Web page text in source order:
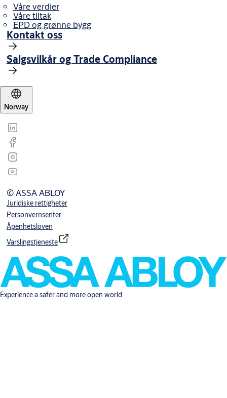
Våre verdier
Våre tiltak
EPD og grønne bygg
Kontakt oss
Salgsvilkår og Trade Compliance
Norway
© ASSA ABLOY
Juridiske rettigheter
Personvernsenter
Åpenhetsloven
Varslingstjeneste
Experience a safer and more open world